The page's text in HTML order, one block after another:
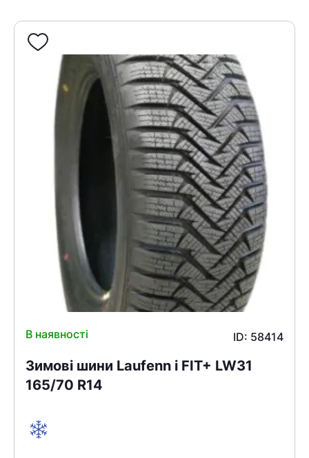
В наявності ID: 58414
Зимові шини Laufenn i FIT+ LW31
165/70 R14